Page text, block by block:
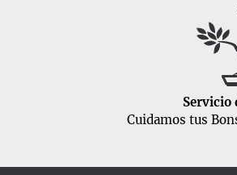
Servicio
Cuidamos tus